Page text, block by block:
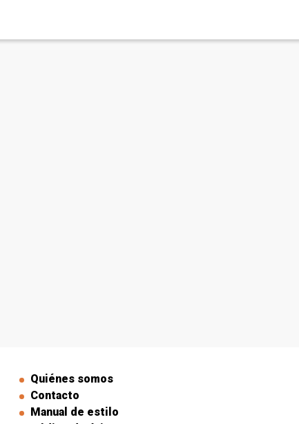
Quiénes somos
Contacto
Manual de estilo